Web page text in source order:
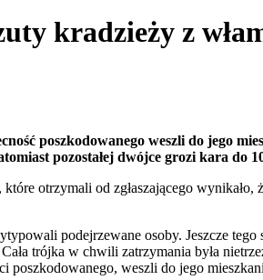
kradzieży z
poszkodowanego weszli do jego
pozostałej dwójce grozi kara do
otrzymali od zgłaszającego wynikało,
podejrzewane osoby. Jeszcze
trójka w chwili zatrzymania była
weszli do jego